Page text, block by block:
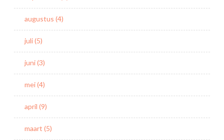
augustus (4)
juli (5)
juni (3)
mei (4)
april (9)
maart (5)